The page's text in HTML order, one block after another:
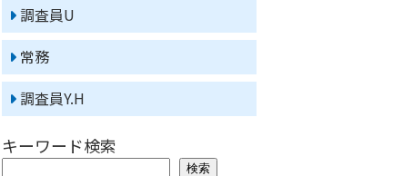
調査員U
常務
調査員Y.H
キーワード検索
検索